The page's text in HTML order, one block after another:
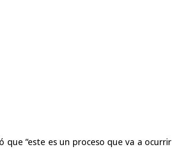
que “este es un proceso que va a ocurrir